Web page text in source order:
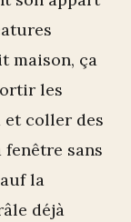
maison, ça
les
coller des
sans
la
déjà